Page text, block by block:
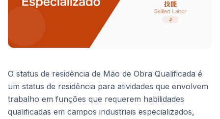
O status de residência de Mão de Obra Qualificada é
um status de residência para atividades que envolvem
trabalho em funções que requerem habilidades
qualificadas em campos industriais especializados,